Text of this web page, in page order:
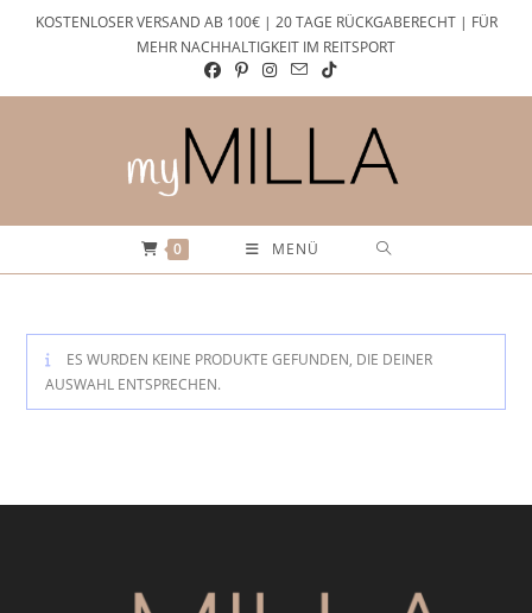
KOSTENLOSER VERSAND AB 100€ | 20 TAGE RÜCKGABERECHT | FÜR
MEHR NACHHALTIGKEIT IM REITSPORT
0 MENÜ
ES WURDEN KEINE PRODUKTE GEFUNDEN, DIE DEINER
AUSWAHL ENTSPRECHEN.